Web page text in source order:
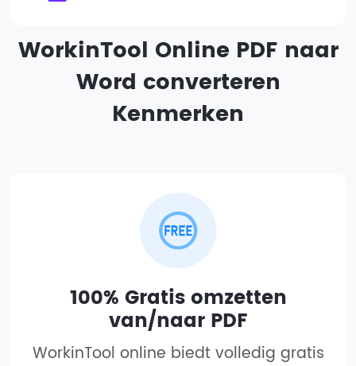
WorkinTool Online PDF naar
Word converteren
Kenmerken
100% Gratis omzetten
van/naar PDF
WorkinTool online biedt volledig gratis